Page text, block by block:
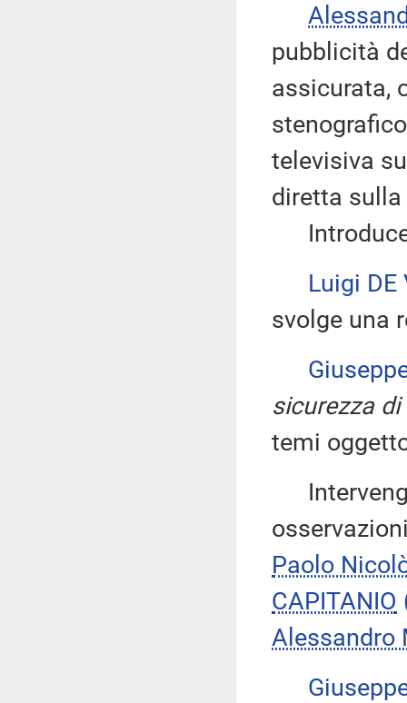
pubblicità
assicurata,
televisiva
diretta sulla
Introduce
Luigi DE
svolge una
sicurezza
temi
Paolo
CAPITANIO
Alessandro